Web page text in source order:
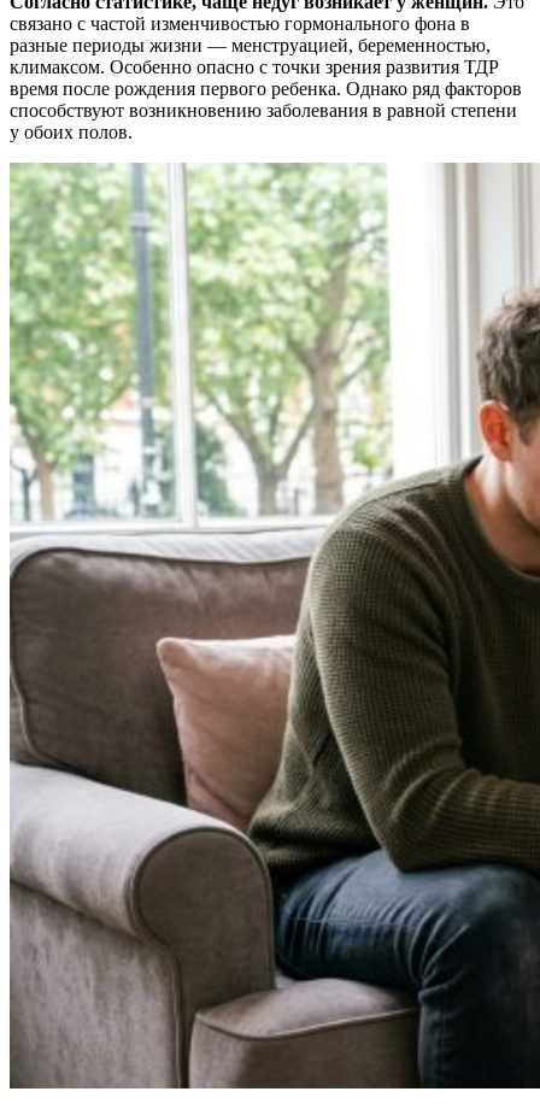
связано с частой изменчивостью гормонального фона в
разные периоды жизни — менструацией, беременностью,
климаксом. Особенно опасно с точки зрения развития ТДР
время после рождения первого ребенка. Однако ряд факторов
способствуют возникновению заболевания в равной степени
у обоих полов.